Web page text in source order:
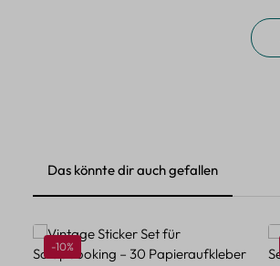
Das könnte dir auch gefallen
Produktgalerie überspringen
Rabatt
-10%